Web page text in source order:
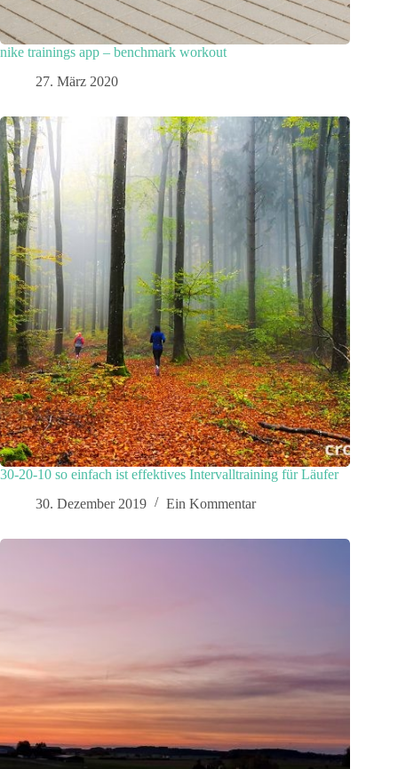
nike trainings app – benchmark workout
27. März 2020
30-20-10 so einfach ist effektives Intervalltraining für Läufer
30. Dezember 2019
Ein Kommentar